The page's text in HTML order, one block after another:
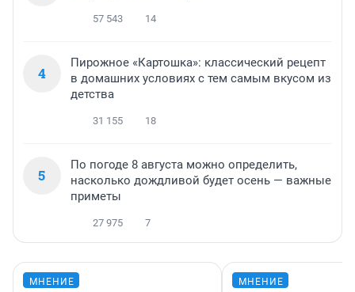
57 543 14
4
Пирожное «Картошка»: классический рецепт
в домашних условиях с тем самым вкусом из
детства
31 155 18
5
По погоде 8 августа можно определить,
насколько дождливой будет осень — важные
приметы
27 975 7
МНЕНИЕ МНЕНИЕ